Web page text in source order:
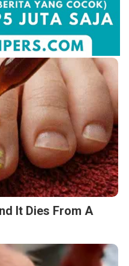
It Dies From A